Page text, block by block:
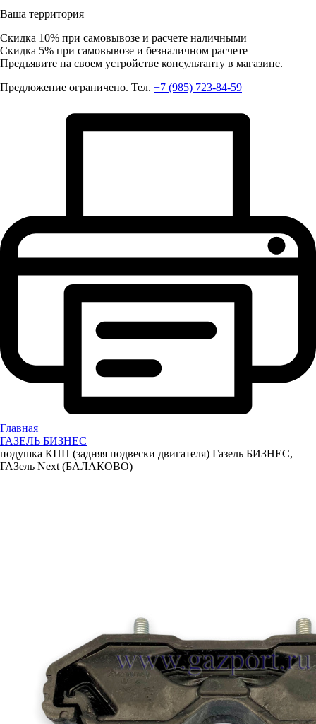
Ваша территория
Скидка 10% при самовывозе и расчете наличными
Скидка 5% при самовывозе и безналичном расчете
Предъявите на своем устройстве консультанту в магазине.
Предложение ограничено. Тел. +7 (985) 723-84-59
Главная
ГАЗЕЛЬ БИЗНЕС
подушка КПП (задняя подвески двигателя) Газель БИЗНЕС,
ГАЗель Next (БАЛАКОВО)